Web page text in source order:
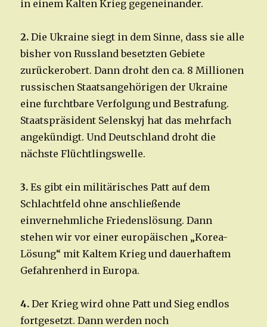
in einem Kalten Krieg gegeneinander.
2. Die Ukraine siegt in dem Sinne, dass sie alle
bisher von Russland besetzten Gebiete
zurückerobert. Dann droht den ca. 8 Millionen
russischen Staatsangehörigen der Ukraine
eine furchtbare Verfolgung und Bestrafung.
Staatspräsident Selenskyj hat das mehrfach
angekündigt. Und Deutschland droht die
nächste Flüchtlingswelle.
3. Es gibt ein militärisches Patt auf dem
Schlachtfeld ohne anschließende
einvernehmliche Friedenslösung. Dann
stehen wir vor einer europäischen „Korea-
Lösung“ mit Kaltem Krieg und dauerhaftem
Gefahrenherd in Europa.
4. Der Krieg wird ohne Patt und Sieg endlos
fortgesetzt. Dann werden noch